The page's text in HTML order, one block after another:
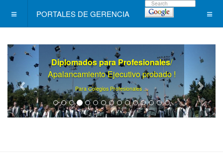
PORTALES DE GERENCIA
Diplomados para Profesionales/
Apalancamiento Ejecutivo probado !
Para Colegios Profesionales ...